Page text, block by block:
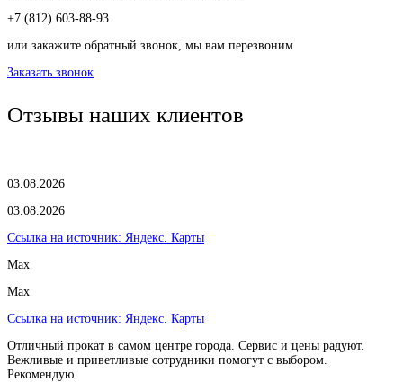
+7 (812) 603-88-93
или закажите обратный звонок, мы вам перезвоним
Заказать звонок
Отзывы наших клиентов
03.08.2026
03.08.2026
Ссылка на источник: Яндекс. Карты
Max
Max
Ссылка на источник: Яндекс. Карты
Отличный прокат в самом центре города. Сервис и цены радуют.
Вежливые и приветливые сотрудники помогут с выбором.
Рекомендую.